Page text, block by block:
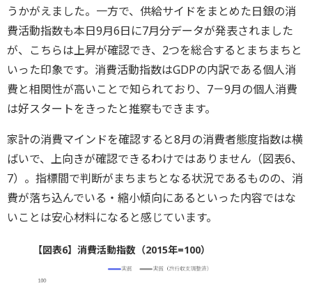
うかがえました。一方で、供給サイドをまとめた日銀の消
費活動指数も本日9月6日に7月分データが発表されました
が、こちらは上昇が確認でき、2つを総合するとまちまちと
いった印象です。消費活動指数はGDPの内訳である個人消
費と相関性が高いことで知られており、7－9月の個人消費
は好スタートをきったと推察もできます。
家計の消費マインドを確認すると8月の消費者態度指数は横
ばいで、上向きが確認できるわけではありません（図表6、
7）。指標間で判断がまちまちとなる状況であるものの、消
費が落ち込んでいる・縮小傾向にあるといった内容ではな
いことは安心材料になると感じています。
【図表6】消費活動指数（2015年=100）